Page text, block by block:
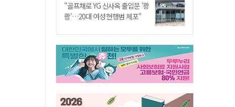
"골프채로 YG 신사옥 출입문 '쾅
쾅'…20대 여성 현행범 체포"